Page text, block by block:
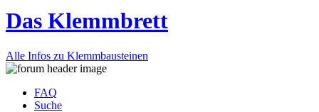
Das Klemmbrett
Alle Infos zu Klemmbausteinen
FAQ
Suche